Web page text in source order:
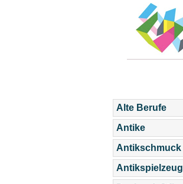
Alte Berufe
Antike
Antikschmuck
Antikspielzeug